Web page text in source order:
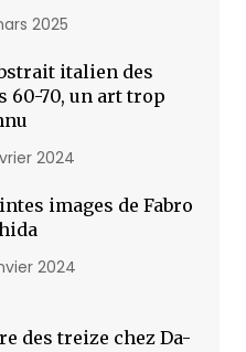
2025
italien des
60-70, un art trop
2024
images de Fabro
2024
des treize chez Da-